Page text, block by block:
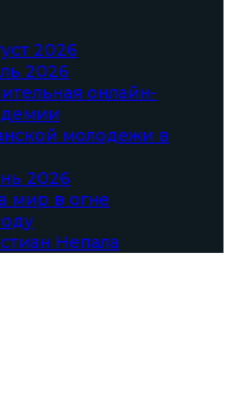
2026
2026
онлайн-
молодежи в
2026
мир в огне
Непала